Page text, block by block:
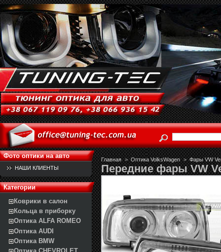
Фото оптики на авто
НАШИ КЛИЕНТЫ
Категории
Коврики в салон
Кольца в приборку
Оптика ALFA ROMEO
Оптика AUDI
Оптика BMW
Главная > Оптика VolksWagen > Фары VW
Передние фары VW